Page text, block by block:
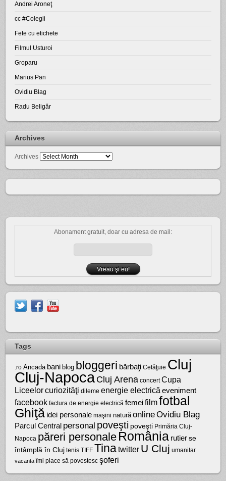
Andrei Aroneţ
cc #Colegii
Fete cu etichete
Filmul Usturoi
Groparu
Marius Pan
Ovidiu Blag
Radu Beligăr
Archives
Archives
Abonament gratuit, doar cu adresa de mail:
Tags
.ro Ancada bani blog bloggeri bărbaţi Cetăţuie Cluj
Cluj-NapocaCluj Arena concert Cupa
Liceelorcuriozităţi dileme energie electrică eveniment
facebook factura de energie electrică femei filmfotbal
Ghiţă idei personale maşini natură onlineOvidiu Blag
Parcul Central personal poveşti poveşti Primăria Cluj-
Napoca păreri personale România rutier se
întâmplă în Cluj tenis TIFF Tinatwitter U Cluj umanitar
vacanta îmi place să povestesc şoferi